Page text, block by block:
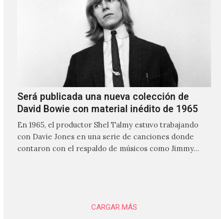
Será publicada una nueva colección de
David Bowie con material inédito de 1965
En 1965, el productor Shel Talmy estuvo trabajando
con Davie Jones en una serie de canciones donde
contaron con el respaldo de músicos como Jimmy…
CARGAR MÁS